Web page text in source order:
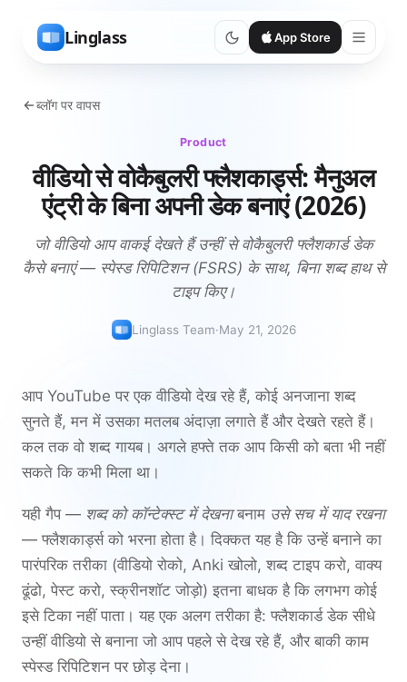
Linglass App Store
ब्लॉग पर वापस
Product
वीडियो से वोकैबुलरी फ्लैशकार्ड्स: मैनुअल
एंट्री के बिना अपनी डेक बनाएं (2026)
जो वीडियो आप वाकई देखते हैं उन्हीं से वोकैबुलरी फ्लैशकार्ड डेक
कैसे बनाएं — स्पेस्ड रिपिटिशन (FSRS) के साथ, बिना शब्द हाथ से
टाइप किए।
Linglass Team·May 21, 2026
आप YouTube पर एक वीडियो देख रहे हैं, कोई अनजाना शब्द
सुनते हैं, मन में उसका मतलब अंदाज़ा लगाते हैं और देखते रहते हैं।
कल तक वो शब्द गायब। अगले हफ्ते तक आप किसी को बता भी नहीं
सकते कि कभी मिला था।
यही गैप — शब्द को कॉन्टेक्स्ट में देखनाबनाम उसे सच में याद रखना
— फ्लैशकार्ड्स को भरना होता है। दिक्कत यह है कि उन्हें बनाने का
पारंपरिक तरीका (वीडियो रोको, Anki खोलो, शब्द टाइप करो, वाक्य
ढूंढो, पेस्ट करो, स्क्रीनशॉट जोड़ो) इतना बाधक है कि लगभग कोई
इसे टिका नहीं पाता। यह एक अलग तरीका है: फ्लैशकार्ड डेक सीधे
उन्हीं वीडियो से बनाना जो आप पहले से देख रहे हैं, और बाकी काम
स्पेस्ड रिपिटिशन पर छोड़ देना।